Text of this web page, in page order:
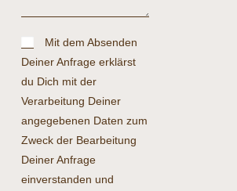
Mit dem Absenden
Deiner Anfrage erklärst
du Dich mit der
Verarbeitung Deiner
angegebenen Daten zum
Zweck der Bearbeitung
Deiner Anfrage
einverstanden und